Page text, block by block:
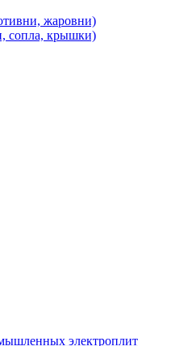
жаровни)
сопла, крышки)
электроплит